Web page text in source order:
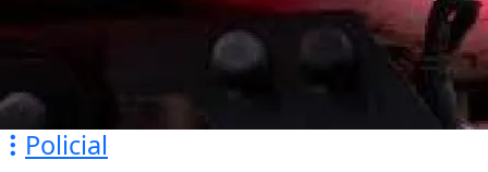
Policial